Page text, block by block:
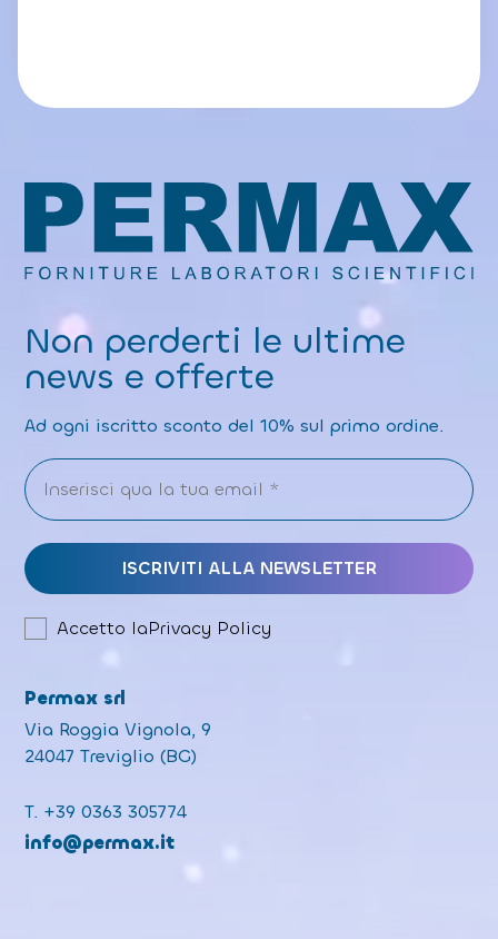
Non perderti le ultime
news e offerte
Ad ogni iscritto sconto del 10% sul primo ordine.
Accetto laPrivacy Policy
Permax srl
Via Roggia Vignola, 9
24047 Treviglio (BG)
T. +39 0363 305774
info@permax.it